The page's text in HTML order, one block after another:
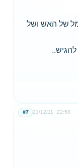
של האש ושל
21/12/11 22:58
#7